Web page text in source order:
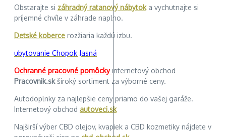
Obstarajte si záhradný ratanový nábytoka vychutnajte si
príjemné chvíle v záhrade naplno.
Detské koberce rozžiaria každú izbu.
ubytovanie Chopok Jasná
Ochranné pracovné pomôckyinternetový obchod
Pracovnik.skširoký sortiment za výborné ceny.
Autodoplnky za najlepšie ceny priamo do vašej garáže.
Internetový obchod autoveci.sk
Najširší výber CBD olejov, kvapiek a CBD kozmetiky nájdete v